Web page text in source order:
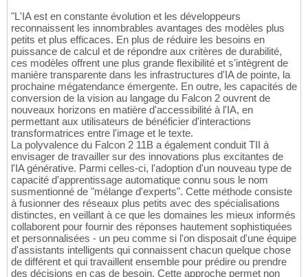
"L'IA est en constante évolution et les développeurs
reconnaissent les innombrables avantages des modèles plus
petits et plus efficaces. En plus de réduire les besoins en
puissance de calcul et de répondre aux critères de durabilité,
ces modèles offrent une plus grande flexibilité et s'intègrent de
manière transparente dans les infrastructures d'IA de pointe, la
prochaine mégatendance émergente. En outre, les capacités de
conversion de la vision au langage du Falcon 2 ouvrent de
nouveaux horizons en matière d'accessibilité à l'IA, en
permettant aux utilisateurs de bénéficier d'interactions
transformatrices entre l'image et le texte.
La polyvalence du Falcon 2 11B a également conduit TII à
envisager de travailler sur des innovations plus excitantes de
l'IA générative. Parmi celles-ci, l'adoption d'un nouveau type de
capacité d'apprentissage automatique connu sous le nom
susmentionné de "mélange d'experts". Cette méthode consiste
à fusionner des réseaux plus petits avec des spécialisations
distinctes, en veillant à ce que les domaines les mieux informés
collaborent pour fournir des réponses hautement sophistiquées
et personnalisées - un peu comme si l'on disposait d'une équipe
d'assistants intelligents qui connaissent chacun quelque chose
de différent et qui travaillent ensemble pour prédire ou prendre
des décisions en cas de besoin. Cette approche permet non